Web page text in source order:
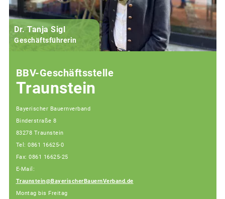
Dr. Tanja Sigl
Geschäftsführerin
BBV-Geschäftsstelle
Traunstein
Bayerischer Bauernverband
Binderstraße 8
83278 Traunstein
Tel: 0861 16625-0
Fax: 0861 16625-25
E-Mail:
Traunstein@BayerischerBauernVerband.de
Montag bis Freitag